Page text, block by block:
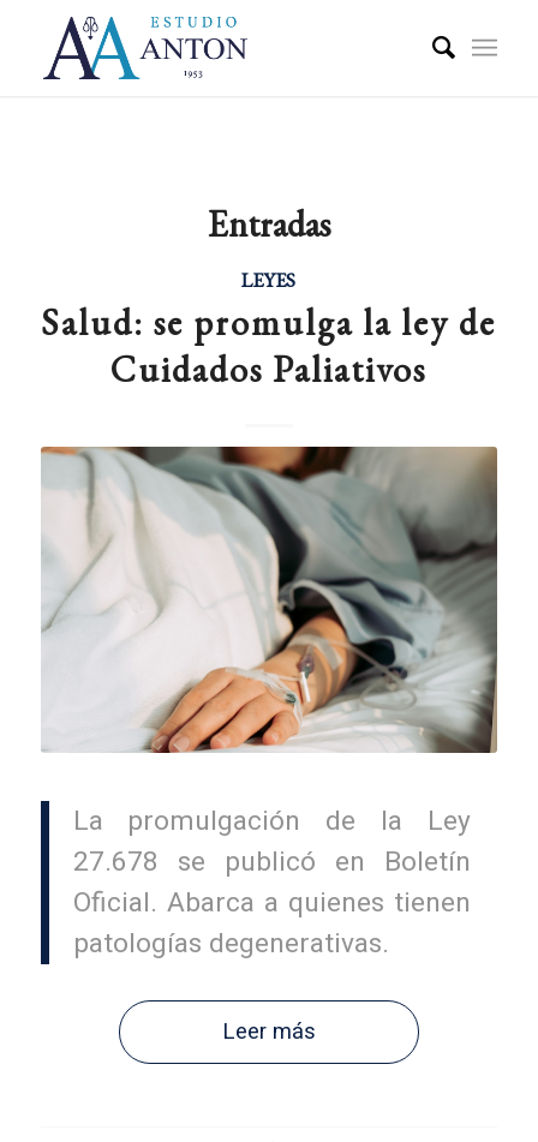
Entradas
LEYES
Salud: se promulga la ley de
Cuidados Paliativos
La promulgación de la Ley
27.678 se publicó en Boletín
Oficial. Abarca a quienes tienen
patologías degenerativas.
Leer más